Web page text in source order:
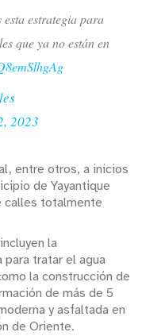
estrategia para
que ya no están en
2023
entre otros, a inicios
de Yayantique
calles totalmente
la
tratar el agua
la construcción de
de más de 5
y asfaltada en
de Oriente.